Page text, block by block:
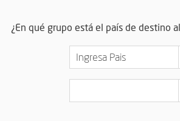
¿En qué grupo está el país de destino